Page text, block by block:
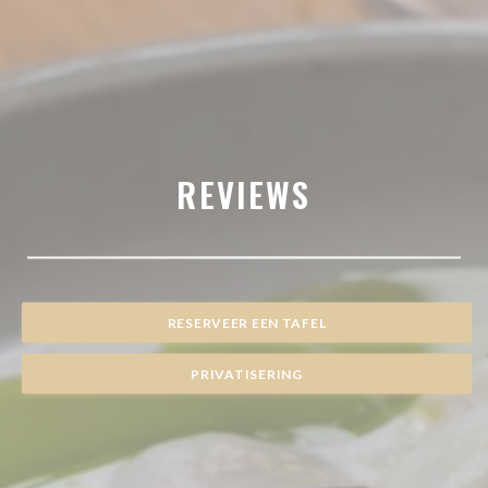
REVIEWS
RESERVEER EEN TAFEL
PRIVATISERING